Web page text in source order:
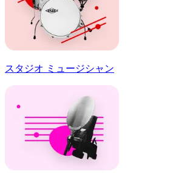
スタジオ ミュージシャン